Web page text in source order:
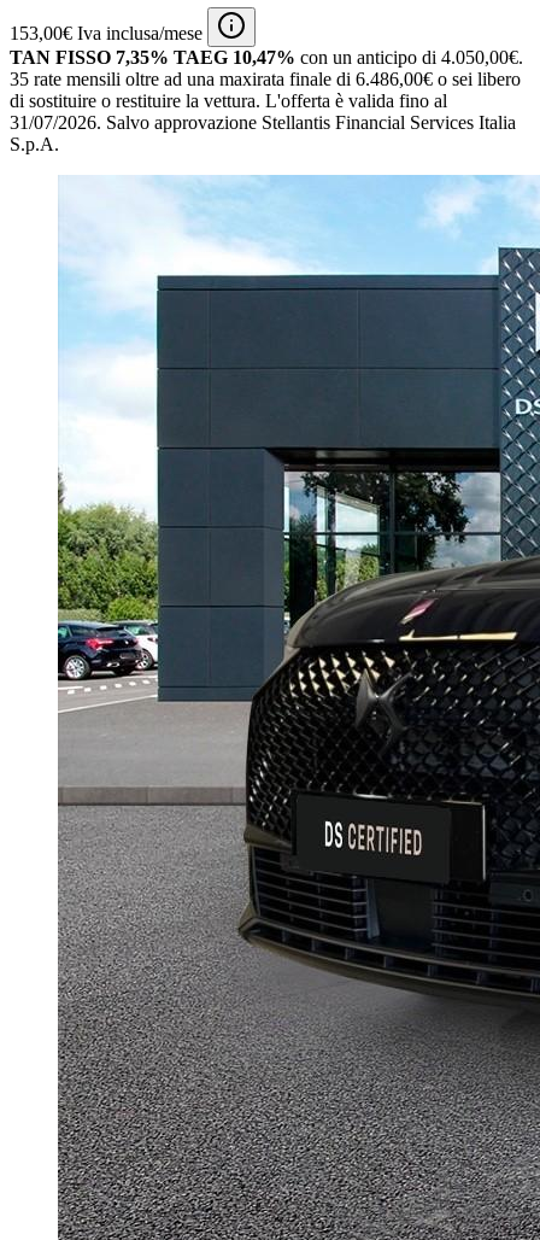
153,00€ Iva inclusa/mese
TAN FISSO 7,35% TAEG 10,47% con un anticipo di 4.050,00€.
35 rate mensili oltre ad una maxirata finale di 6.486,00€ o sei libero
di sostituire o restituire la vettura. L'offerta è valida fino al
31/07/2026. Salvo approvazione Stellantis Financial Services Italia
S.p.A.